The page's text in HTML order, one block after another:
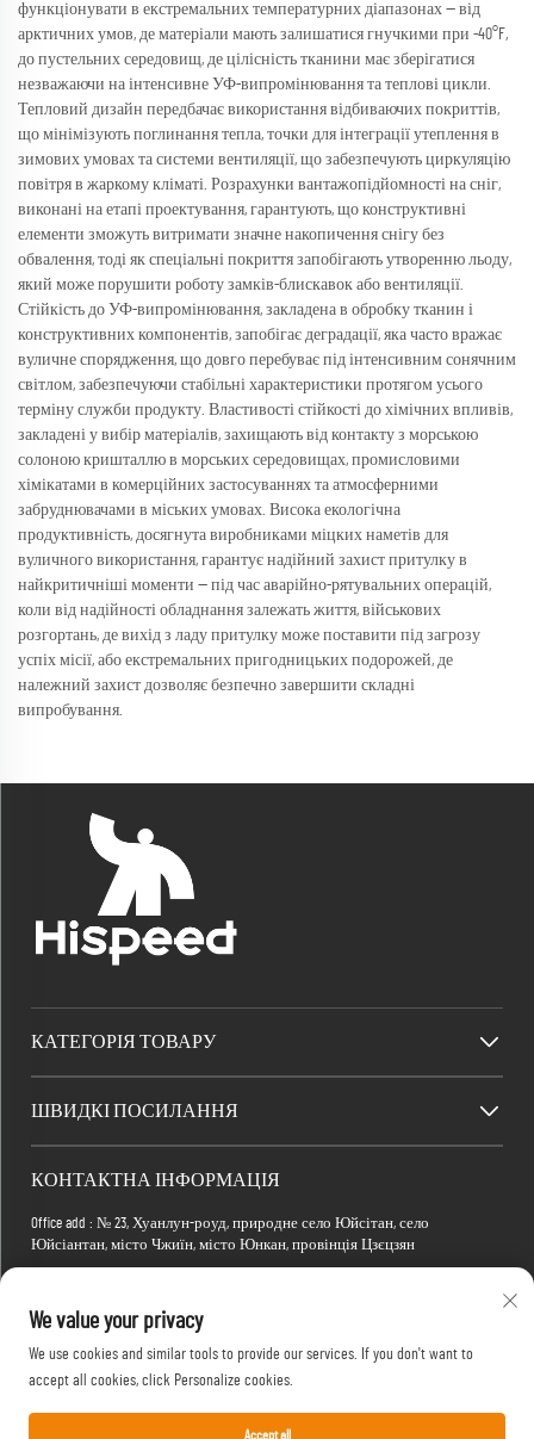
функціонувати в екстремальних температурних діапазонах — від
арктичних умов, де матеріали мають залишатися гнучкими при -40°F,
до пустельних середовищ, де цілісність тканини має зберігатися
незважаючи на інтенсивне УФ-випромінювання та теплові цикли.
Тепловий дизайн передбачає використання відбиваючих покриттів,
що мінімізують поглинання тепла, точки для інтеграції утеплення в
зимових умовах та системи вентиляції, що забезпечують циркуляцію
повітря в жаркому кліматі. Розрахунки вантажопідйомності на сніг,
виконані на етапі проектування, гарантують, що конструктивні
елементи зможуть витримати значне накопичення снігу без
обвалення, тоді як спеціальні покриття запобігають утворенню льоду,
який може порушити роботу замків-блискавок або вентиляції.
Стійкість до УФ-випромінювання, закладена в обробку тканин і
конструктивних компонентів, запобігає деградації, яка часто вражає
вуличне спорядження, що довго перебуває під інтенсивним сонячним
світлом, забезпечуючи стабільні характеристики протягом усього
терміну служби продукту. Властивості стійкості до хімічних впливів,
закладені у вибір матеріалів, захищають від контакту з морською
солоною кришталлю в морських середовищах, промисловими
хімікатами в комерційних застосуваннях та атмосферними
забруднювачами в міських умовах. Висока екологічна
продуктивність, досягнута виробниками міцких наметів для
вуличного використання, гарантує надійний захист притулку в
найкритичніші моменти — під час аварійно-рятувальних операцій,
коли від надійності обладнання залежать життя, військових
розгортань, де вихід з ладу притулку може поставити під загрозу
успіх місії, або екстремальних пригодницьких подорожей, де
належний захист дозволяє безпечно завершити складні
випробування.
КАТЕГОРІЯ ТОВАРУ
ШВИДКІ ПОСИЛАННЯ
КОНТАКТНА ІНФОРМАЦІЯ
Office add : № 23, Хуанлун-роуд, природне село Юйсітан, село
Юйсіантан, місто Чжиїн, місто Юнкан, провінція Цзєцзян
Електронна пошта: [email protected]
We value your privacy
We use cookies and similar tools to provide our services. If you don't want to
accept all cookies, click Personalize cookies.
Accept all